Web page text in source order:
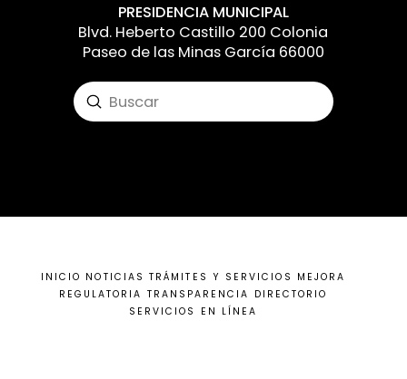
PRESIDENCIA MUNICIPAL
Blvd. Heberto Castillo 200 Colonia
Paseo de las Minas García 66000
Search
Submit
INICIO NOTICIAS TRÁMITES Y SERVICIOS MEJORA
REGULATORIA TRANSPARENCIA DIRECTORIO
SERVICIOS EN LÍNEA